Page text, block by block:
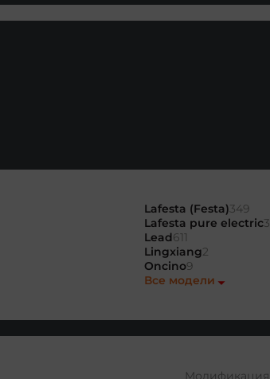
Lafesta (Festa)349
Lafesta pure electric3
Lead611
Lingxiang2
Oncino9
Все модели
Модификация